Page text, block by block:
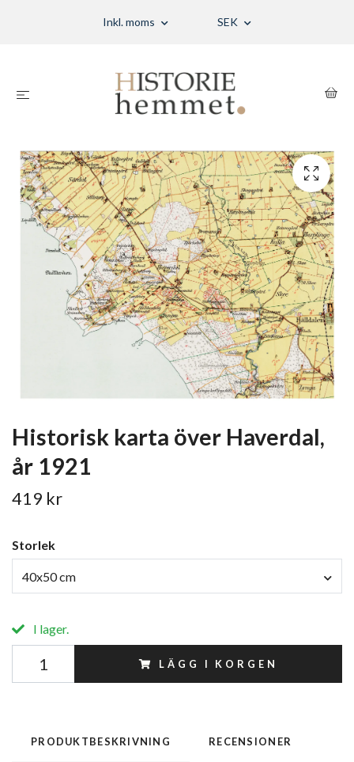
Inkl. moms SEK
Historisk karta över Haverdal,
år 1921
419 kr
Storlek
40x50 cm
I lager.
LÄGG I KORGEN
PRODUKTBESKRIVNING RECENSIONER